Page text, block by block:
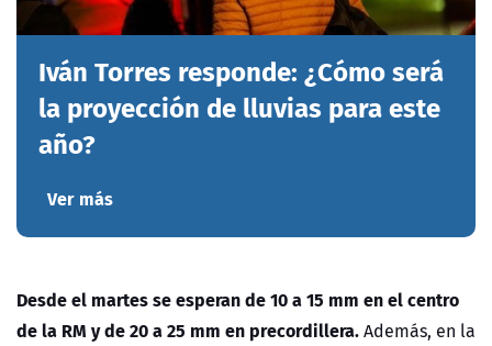
Iván Torres responde: ¿Cómo será
la proyección de lluvias para este
año?
Ver más
Desde el martes se esperan de 10 a 15 mm en el centro
de la RM y de 20 a 25 mm en precordillera.Además, en la